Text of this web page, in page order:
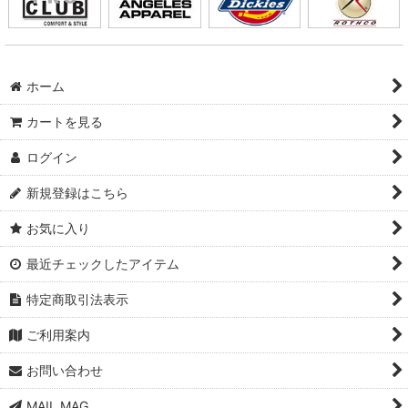
ホーム
カートを見る
ログイン
新規登録はこちら
お気に入り
最近チェックしたアイテム
特定商取引法表示
ご利用案内
お問い合わせ